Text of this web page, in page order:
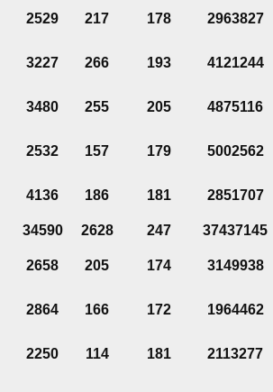
2529 217 178 2963827
3227 266 193 4121244
3480 255 205 4875116
2532 157 179 5002562
4136 186 181 2851707
34590 2628 247
37437145
2658 205 174 3149938
2864 166 172 1964462
2250 114 181 2113277